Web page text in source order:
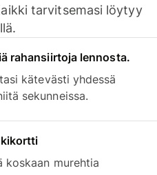
tarvitsemasi löytyy
rahansiirtoja lennosta.
kätevästi yhdessä
sekunneissa.
koskaan murehtia